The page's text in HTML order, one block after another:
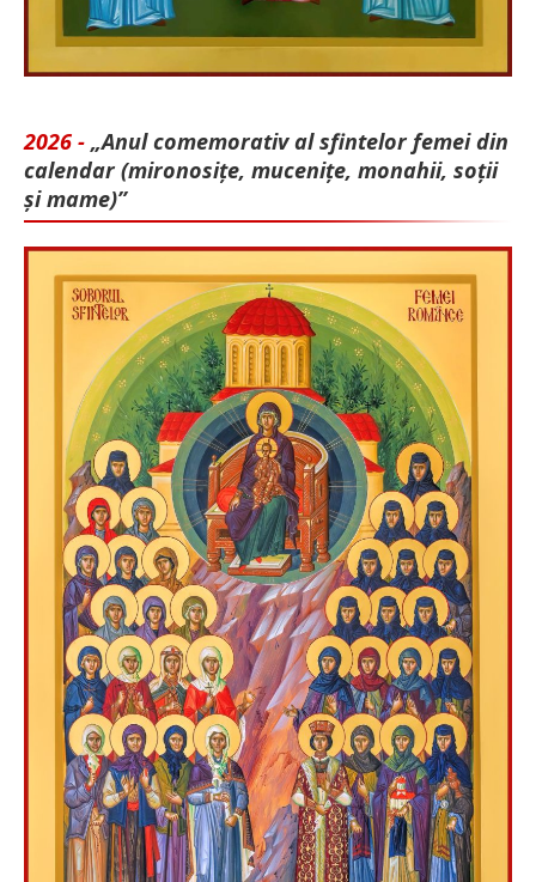
2026 - „Anul comemorativ al sfintelor femei din
calendar (mironosițe, mu­cenițe, monahii, soții
și mame)”